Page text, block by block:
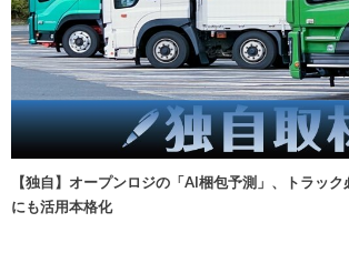
【独自】オープンロジの「AI梱包予測」、トラッ
にも活用本格化